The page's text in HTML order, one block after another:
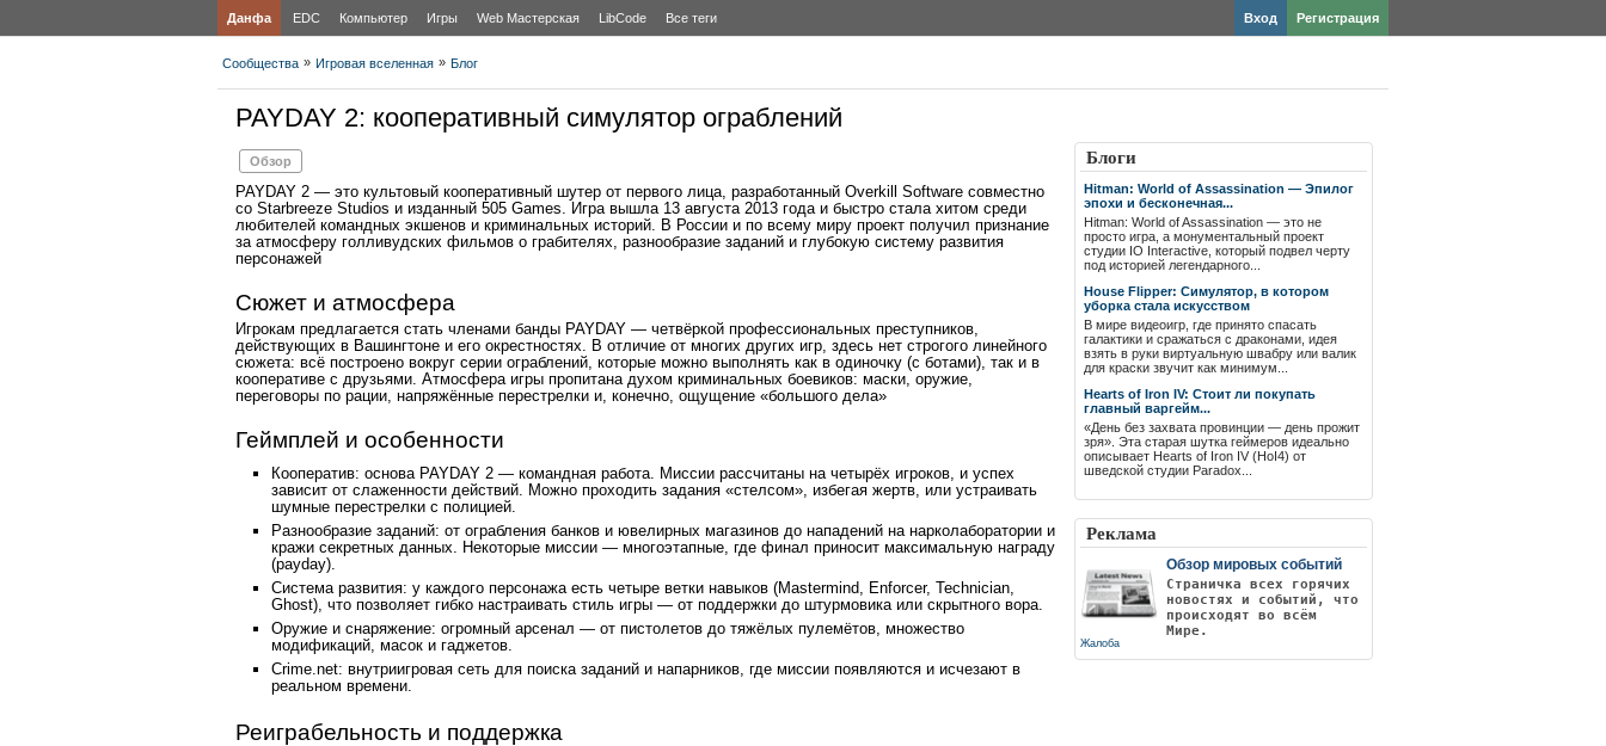
Данфа EDC Компьютер Игры Web Мастерская LibCode Все теги Регистрация
Вход
Сообщества » Игровая вселенная » Блог
PAYDAY 2: кооперативный симулятор ограблений
Обзор
PAYDAY 2 — это культовый кооперативный шутер от первого лица, разработанный Overkill Software совместно
со Starbreeze Studios и изданный 505 Games. Игра вышла 13 августа 2013 года и быстро стала хитом среди
любителей командных экшенов и криминальных историй. В России и по всему миру проект получил признание
за атмосферу голливудских фильмов о грабителях, разнообразие заданий и глубокую систему развития
персонажей
Сюжет и атмосфера
Игрокам предлагается стать членами банды PAYDAY — четвёркой профессиональных преступников,
действующих в Вашингтоне и его окрестностях. В отличие от многих других игр, здесь нет строгого линейного
сюжета: всё построено вокруг серии ограблений, которые можно выполнять как в одиночку (с ботами), так и в
кооперативе с друзьями. Атмосфера игры пропитана духом криминальных боевиков: маски, оружие,
переговоры по рации, напряжённые перестрелки и, конечно, ощущение «большого дела»
Геймплей и особенности
Кооператив: основа PAYDAY 2 — командная работа. Миссии рассчитаны на четырёх игроков, и успех
зависит от слаженности действий. Можно проходить задания «стелсом», избегая жертв, или устраивать
шумные перестрелки с полицией.
Разнообразие заданий: от ограбления банков и ювелирных магазинов до нападений на нарколаборатории и
кражи секретных данных. Некоторые миссии — многоэтапные, где финал приносит максимальную награду
(payday).
Система развития: у каждого персонажа есть четыре ветки навыков (Mastermind, Enforcer, Technician,
Ghost), что позволяет гибко настраивать стиль игры — от поддержки до штурмовика или скрытного вора.
Оружие и снаряжение: огромный арсенал — от пистолетов до тяжёлых пулемётов, множество
модификаций, масок и гаджетов.
Crime.net: внутриигровая сеть для поиска заданий и напарников, где миссии появляются и исчезают в
реальном времени.
Реиграбельность и поддержка
Блоги
Hitman: World of Assassination — Эпилог
эпохи и бесконечная...
Hitman: World of Assassination — это не
просто игра, а монументальный проект
студии IO Interactive, который подвел черту
под историей легендарного...
House Flipper: Симулятор, в котором
уборка стала искусством
В мире видеоигр, где принято спасать
галактики и сражаться с драконами, идея
взять в руки виртуальную швабру или валик
для краски звучит как минимум...
Hearts of Iron IV: Стоит ли покупать
главный варгейм...
«День без захвата провинции — день прожит
зря». Эта старая шутка геймеров идеально
описывает Hearts of Iron IV (HoI4) от
шведской студии Paradox...
Реклама
Обзор мировых событий
Страничка всех горячих
новостях и событий, что
происходят во всём
Мире.
Жалоба